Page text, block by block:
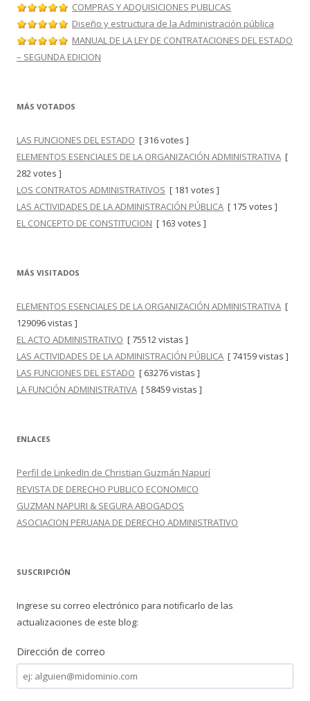
COMPRAS Y ADQUISICIONES PUBLICAS
Diseño y estructura de la Administración pública
MANUAL DE LA LEY DE CONTRATACIONES DEL ESTADO
– SEGUNDA EDICION
MÁS VOTADOS
LAS FUNCIONES DEL ESTADO [ 316 votes ]
ELEMENTOS ESENCIALES DE LA ORGANIZACIÓN ADMINISTRATIVA [
282 votes ]
LOS CONTRATOS ADMINISTRATIVOS [ 181 votes ]
LAS ACTIVIDADES DE LA ADMINISTRACIÓN PÚBLICA [ 175 votes ]
EL CONCEPTO DE CONSTITUCION [ 163 votes ]
MÁS VISITADOS
ELEMENTOS ESENCIALES DE LA ORGANIZACIÓN ADMINISTRATIVA [
129096 vistas ]
EL ACTO ADMINISTRATIVO [ 75512 vistas ]
LAS ACTIVIDADES DE LA ADMINISTRACIÓN PÚBLICA [ 74159 vistas ]
LAS FUNCIONES DEL ESTADO [ 63276 vistas ]
LA FUNCIÓN ADMINISTRATIVA [ 58459 vistas ]
ENLACES
Perfil de LinkedIn de Christian Guzmán Napurí
REVISTA DE DERECHO PUBLICO ECONOMICO
GUZMAN NAPURI & SEGURA ABOGADOS
ASOCIACION PERUANA DE DERECHO ADMINISTRATIVO
SUSCRIPCIÓN
Ingrese su correo electrónico para notificarlo de las
actualizaciones de este blog:
Dirección de correo
Dirección
de
correo